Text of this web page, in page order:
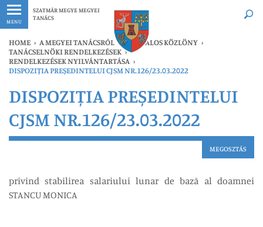
MENU
SZATMÁR MEGYE MEGYEI
TANÁCS
Legfrissebb Bármikor
HOME › A MEGYEI TANÁCSRÓL › HIVATALOS KÖZLÖNY ›
TANÁCSELNÖKI RENDELKEZÉSEK ›
RENDELKEZÉSEK NYILVÁNTARTÁSA ›
DISPOZIȚIA PREȘEDINTELUI CJSM NR.126/23.03.2022
DISPOZIȚIA PREȘEDINTELUI
CJSM NR.126/23.03.2022
MEGOSZTÁS
privind stabilirea salariului lunar de bază al doamnei
STANCU MONICA